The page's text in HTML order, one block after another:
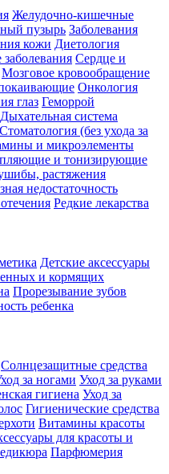
Желудочно-кишечные
пузырь Заболевания
кожи Диетология
Сердце и
Мозговое кровообращение
Онкология
глаз Геморрой
Дыхательная система
Стоматология (без ухода за
и микроэлементы
и тонизирующие
растяжения
недостаточность
Редкие лекарства
Детские аксессуары
и кормящих
Прорезывание зубов
ребенка
Солнцезащитные средства
за ногами Уход за руками
гигиена Уход за
Гигиенические средства
Витамины красоты
для красоты и
Парфюмерия